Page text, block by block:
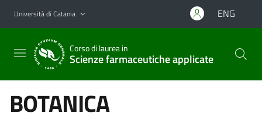
Vai al contenuto principale
Vai al menu di navigazione
Università di Catania ENG
Corso di laurea in
Scienze farmaceutiche applicate
BOTANICA